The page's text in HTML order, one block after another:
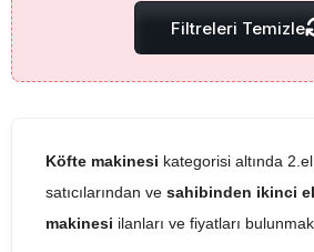
Filtreleri Temizle
Köfte makinesi kategorisi altında
satıcılarından ve sahibinden ikinci el
makinesi ilanları ve fiyatları